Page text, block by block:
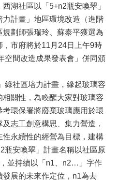
湖社區以「5+n2瓶安喚翠」
計畫」地區環境改造（進階
劃師張瑞玲、蘇泰平獲選為
市府將於11月24日上午9時
空間改造成果發表會」併同頒
綠社區培力計畫，緣起玻璃容
關性，為喚醒大家對玻璃容
環保署將廢棄玻璃應用於環
志工創意構思、集力營造，
性永續性的經營為目標，建構
瓶安喚翠」計畫名稱以社區原
並持續以「n1、n2…」字作
展的未來作定位，n1為去